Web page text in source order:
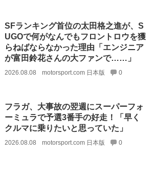
SFランキング首位の太田格之進が、S
UGOで何がなんでもフロントロウを獲
らねばならなかった理由「エンジニア
が富田鈴花さんの大ファンで……」
2026.08.08 motorsport.com 日本版 0
フラガ、大事故の翌週にスーパーフォ
ーミュラで予選3番手の好走！「早く
クルマに乗りたいと思っていた」
2026.08.08 motorsport.com 日本版 0